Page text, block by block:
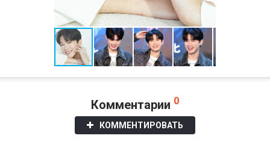
Комментарии 0
КОММЕНТИРОВАТЬ